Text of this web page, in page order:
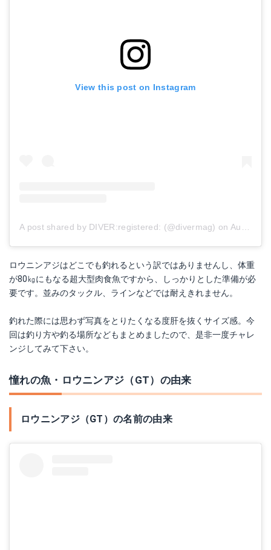
View this post on Instagram
A post shared by DIVER:registered:︎ (@divermag) on Aug 21, 2017 at 9:01pm PDT
ロウニンアジはどこでも釣れるという訳ではありませんし、体重
が80㎏にもなる超大型肉食魚ですから、しっかりとした準備が必
要です。並みのタックル、ラインなどでは耐えきれません。
釣れた際には思わず写真をとりたくなる度肝を抜くサイズ感。今
回は釣り方や釣る場所などもまとめましたので、是非一度チャレ
ンジしてみて下さい。
憧れの魚・ロウニンアジ（GT）の由来
ロウニンアジ（GT）の名前の由来